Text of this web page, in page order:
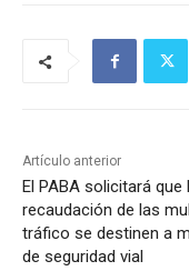
Artículo anterior
El PABA solicitará que
recaudación de las
tráfico se destinen a
de seguridad vial